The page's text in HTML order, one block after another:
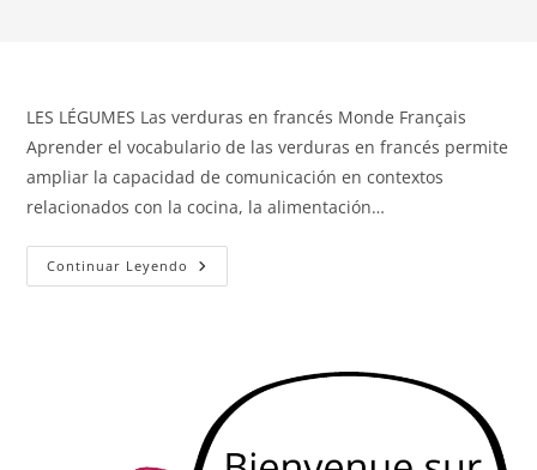
LES LÉGUMES Las verduras en francés Monde Français
Aprender el vocabulario de las verduras en francés permite
ampliar la capacidad de comunicación en contextos
relacionados con la cocina, la alimentación…
Continuar Leyendo Las
Verduras